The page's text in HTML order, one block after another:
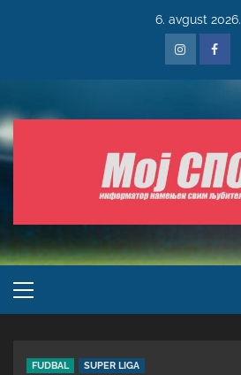
6. avgust 2026.
FUDBAL SUPER LIGA